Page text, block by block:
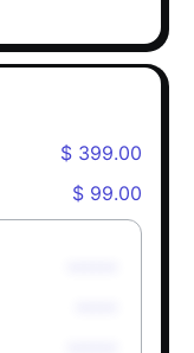
$ 399.00
$ 99.00